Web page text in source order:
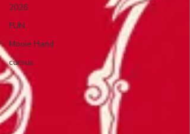
2026
FUN
Mooie Hand
cursus